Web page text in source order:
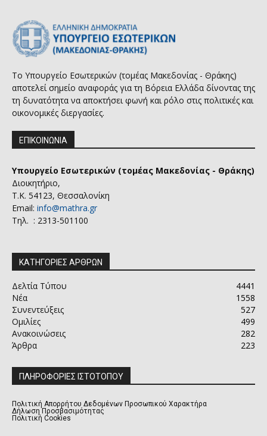
Το Υπουργείο Εσωτερικών (τομέας Μακεδονίας - Θράκης)
αποτελεί σημείο αναφοράς για τη Βόρεια Ελλάδα δίνοντας της
τη δυνατότητα να αποκτήσει φωνή και ρόλο στις πολιτικές και
οικονομικές διεργασίες.
ΕΠΙΚΟΙΝΩΝΙΑ
Υπουργείο Εσωτερικών (τομέας Μακεδονίας - Θράκης)
Διοικητήριο,
Τ.Κ. 54123, Θεσσαλονίκη
Email: info@mathra.gr
Τηλ. : 2313-501100
ΚΑΤΗΓΟΡΙΕΣ ΑΡΘΡΩΝ
Δελτία Τύπου
4441
Νέα
1558
Συνεντεύξεις
527
Ομιλίες
499
Ανακοινώσεις
282
Άρθρα
223
ΠΛΗΡΟΦΟΡΙΕΣ ΙΣΤΟΤΟΠΟΥ
Πολιτική Απορρήτου Δεδομένων Προσωπικού Χαρακτήρα
Δήλωση Προσβασιμότητας
Πολιτική Cookies